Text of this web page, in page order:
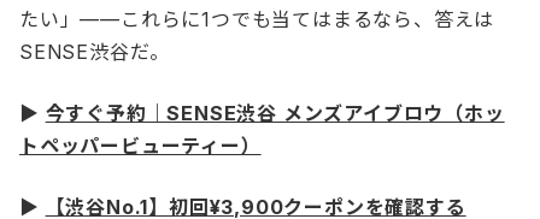
たい」——これらに1つでも当てはまるなら、答えは
SENSE渋谷だ。
▶ 今すぐ予約｜SENSE渋谷 メンズアイブロウ（ホッ
トペッパービューティー）
▶ 【渋谷No.1】初回¥3,900クーポンを確認する